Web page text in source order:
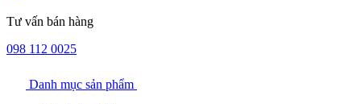
Tư vấn bán hàng
098 112 0025
Danh mục sản phẩm